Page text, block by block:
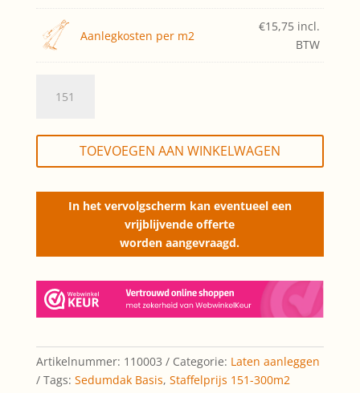
Aanlegkosten per m2
€15,75 incl.
BTW
Basis,
aanleggen
(opp.
300m2)
TOEVOEGEN AAN WINKELWAGEN
In het vervolgscherm kan eventueel een
vrijblijvende offerte
worden aangevraagd.
Artikelnummer: 110003 Categorie: Laten aanleggen
Tags: Sedumdak Basis, Staffelprijs 151-300m2